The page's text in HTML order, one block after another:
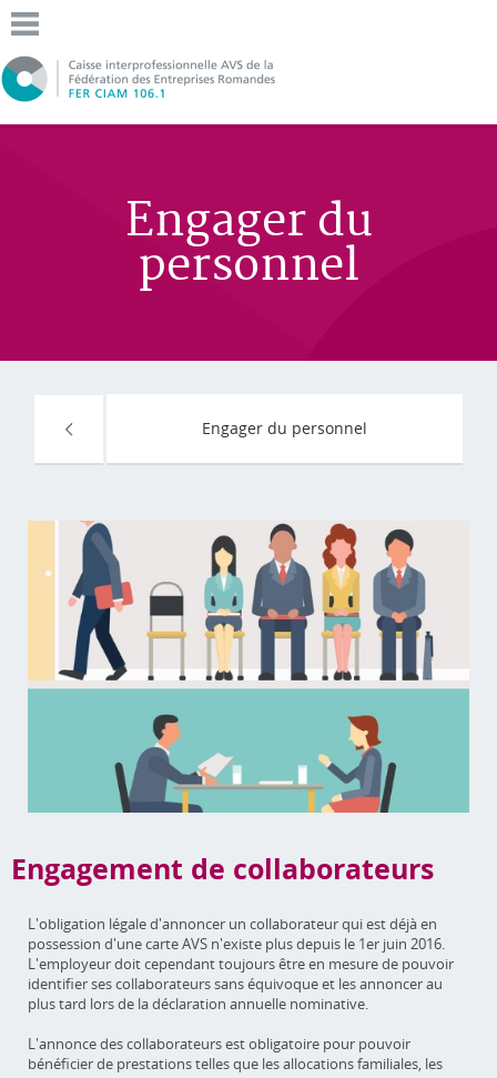
Engager du
personnel
Engager du personnel
Engagement de collaborateurs
L'obligation légale d'annoncer un collaborateur qui est déjà en
possession d'une carte AVS n'existe plus depuis le 1er juin 2016.
L'employeur doit cependant toujours être en mesure de pouvoir
identifier ses collaborateurs sans équivoque et les annoncer au
plus tard lors de la déclaration annuelle nominative.
L'annonce des collaborateurs est obligatoire pour pouvoir
bénéficier de prestations telles que les allocations familiales, les